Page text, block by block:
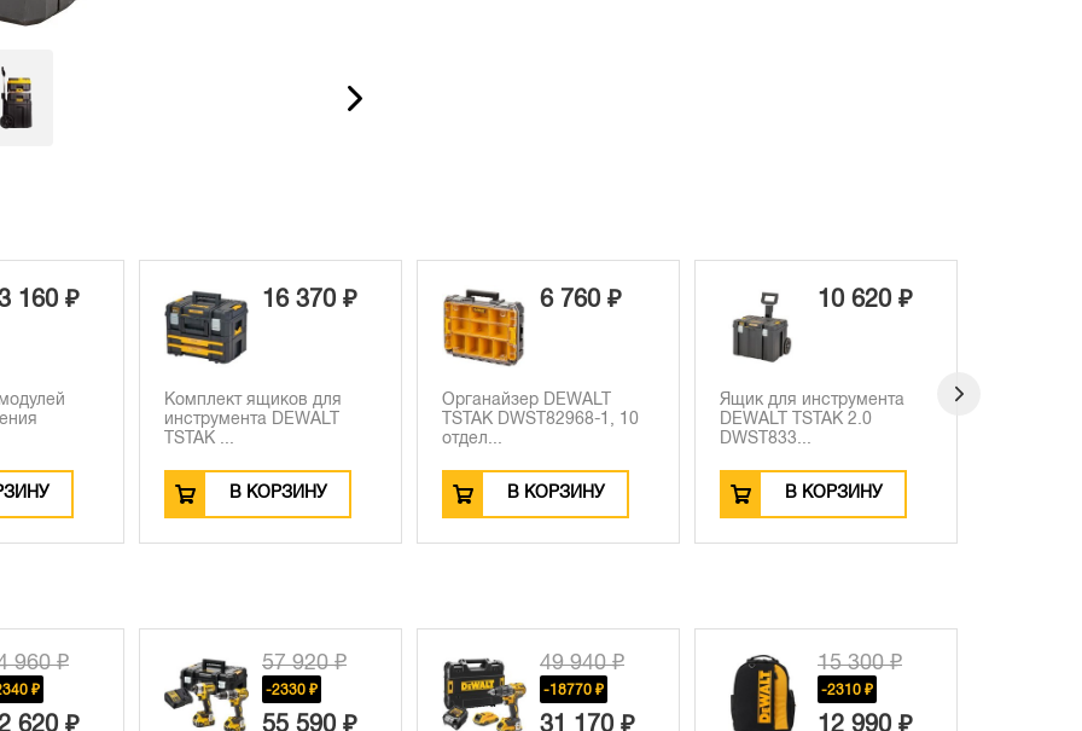
16 370 ₽
для
DEWALT
6 760 ₽
Органайзер DEWALT
TSTAK DWST82968-1, 10
отдел...
В КОРЗИНУ
10 620 ₽
Ящик для инструмента
DEWALT TSTAK 2.0
DWST833...
В КОРЗИНУ
7 720 ₽
Ящик для инструмента
DEWALT TSTAK IV
(DWST1-7...
В КОРЗИНУ
57 920 ₽
-2330 ₽
55 590 ₽
49 940 ₽
-18770 ₽
31 170 ₽
15 300 ₽
-2310 ₽
12 990 ₽
31 060 ₽
-3560 ₽
27 500 ₽